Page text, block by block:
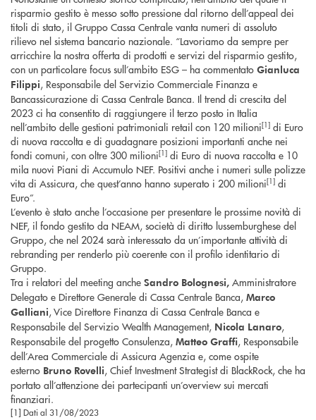
risparmio gestito è messo sotto pressione dal ritorno dell’appeal dei
titoli di stato, il Gruppo Cassa Centrale vanta numeri di assoluto
rilievo nel sistema bancario nazionale. “Lavoriamo da sempre per
arricchire la nostra offerta di prodotti e servizi del risparmio gestito,
con un particolare focus sull’ambito ESG – ha commentato Gianluca
Filippi, Responsabile del Servizio Commerciale Finanza e
Bancassicurazione di Cassa Centrale Banca. Il trend di crescita del
2023 ci ha consentito di raggiungere il terzo posto in Italia
nell’ambito delle gestioni patrimoniali retail con 120 milioni[1] di Euro
di nuova raccolta e di guadagnare posizioni importanti anche nei
fondi comuni, con oltre 300 milioni[1] di Euro di nuova raccolta e 10
mila nuovi Piani di Accumulo NEF. Positivi anche i numeri sulle polizze
vita di Assicura, che quest’anno hanno superato i 200 milioni[1] di
Euro”.
L’evento è stato anche l’occasione per presentare le prossime novità di
NEF, il fondo gestito da NEAM, società di diritto lussemburghese del
Gruppo, che nel 2024 sarà interessato da un’importante attività di
rebranding per renderlo più coerente con il profilo identitario di
Gruppo.
Tra i relatori del meeting anche Sandro Bolognesi, Amministratore
Delegato e Direttore Generale di Cassa Centrale Banca, Marco
Galliani, Vice Direttore Finanza di Cassa Centrale Banca e
Responsabile del Servizio Wealth Management, Nicola Lanaro,
Responsabile del progetto Consulenza, Matteo Graffi, Responsabile
dell’Area Commerciale di Assicura Agenzia e, come ospite
esterno Bruno Rovelli, Chief Investment Strategist di BlackRock, che ha
portato all’attenzione dei partecipanti un’overview sui mercati
finanziari.
[1] Dati al 31/08/2023